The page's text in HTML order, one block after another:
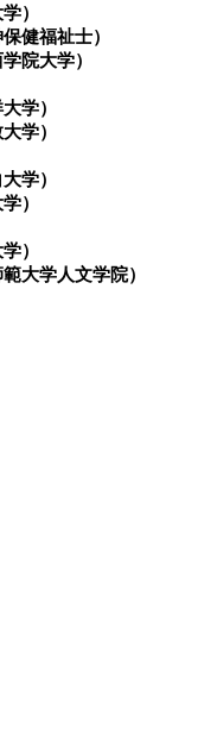
）
健福祉士）
院大学）
学）
学）
学）
）
）
大学人文学院）